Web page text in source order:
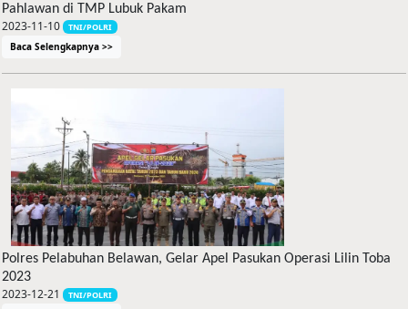
Pahlawan di TMP Lubuk Pakam
2023-11-10 TNI/POLRI
Baca Selengkapnya >>
Polres Pelabuhan Belawan, Gelar Apel Pasukan Operasi Lilin Toba
2023
2023-12-21 TNI/POLRI